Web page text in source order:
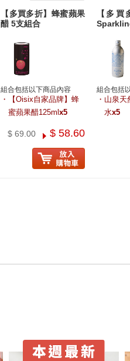
【多買多折】蜂蜜蘋果
醋 5支組合
組合包括以下商品內容
【Oisix自家品牌】蜂
蜜蘋果醋125mlx5
$ 69.00 $ 58.60
【多
組合包括
山泉天
水x5